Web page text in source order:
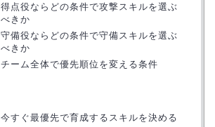
得点役ならどの条件で攻撃スキルを選ぶ
べきか
守備役ならどの条件で守備スキルを選ぶ
べきか
チーム全体で優先順位を変える条件
今すぐ最優先で育成するスキルを決める